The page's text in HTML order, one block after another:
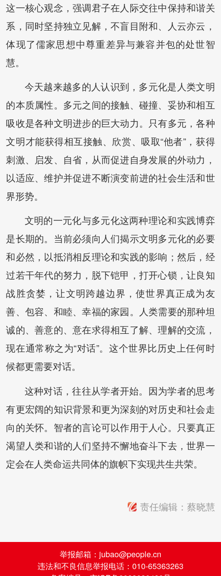
这一核心观念，强调君子在人际交往中保持和谐关
系，同时坚持独立见解，不盲目附和、人云亦云，
体现了儒家思想中尊重差异与兼容并包的处世智
慧。
今天越来越多的人认识到，多元化是人类文明
的本质属性。多元之间的接触、碰撞、妥协和相互
吸收是各种文明进步的巨大动力。只有多元，各种
文明才能获得相互接触、欣赏、吸取“他者”，获得
刺激、启发、自省，从而促进自身发展的外动力，
以适应、维护并促进不断演变前进的社会生活和世
界形势。
文明的一元化与多元化这两种理论和实践博弈
是长期的。当前必须向人们揭示文明多元化的必要
和必然，以抵消相反理论和实践的影响；然后，经
过若干年代的努力，脱下铠甲，打开心锁，让良知
战胜贪婪，让文明跨越边界，使世界真正成为友
善、包容、和睦、幸福的家园。人类需要的那种坦
诚的、善意的、意在求得相互了解、理解的交流，
现在通常称之为“对话”。这个世界比历史上任何时
候都更需要对话。
这种对话，往往从学者开始。因为学者的思考
有更宏阔的知识背景和更为深刻的对历史和社会走
向的关怀。智者的言论可以作用于人心。只要真正
渴望人类和谐的人们坚持不懈地奋斗下去，世界一
定会在人类命运共同体的旗帜下实现共生共荣。
责任编辑：蔡晓慧
举报邮箱：jubao@people.cn
违法和不良信息举报电话：010-65363263